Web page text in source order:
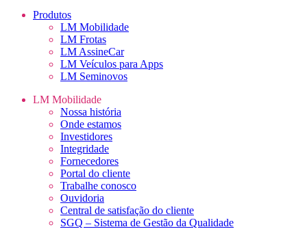
Produtos
LM Mobilidade
LM Frotas
LM AssineCar
LM Veículos para Apps
LM Seminovos
LM Mobilidade
Nossa história
Onde estamos
Investidores
Integridade
Fornecedores
Portal do cliente
Trabalhe conosco
Ouvidoria
Central de satisfação do cliente
SGQ – Sistema de Gestão da Qualidade